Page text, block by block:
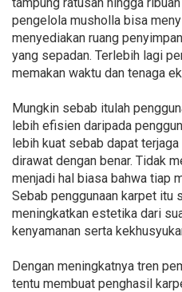
pengelola musholla bisa
menyediakan ruang
yang sepadan. Terlebih lagi
memakan waktu dan tenaga
Mungkin sebab itulah
lebih efisien daripada
lebih kuat sebab dapat
dirawat dengan benar. Tidak
menjadi hal biasa bahwa tiap
Sebab penggunaan karpet itu
meningkatkan estetika dari
kenyamanan serta
Dengan meningkatnya tren
tentu membuat penghasil